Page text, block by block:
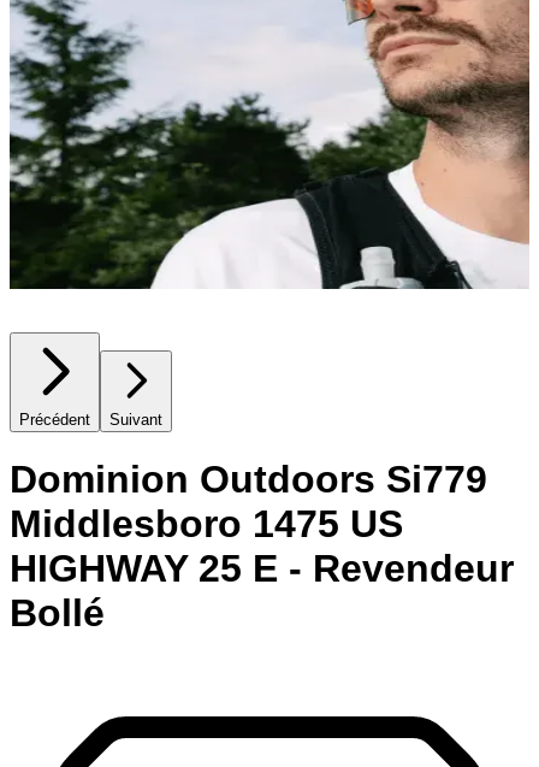
Précédent Suivant
Dominion Outdoors Si779
Middlesboro 1475 US
HIGHWAY 25 E - Revendeur
Bollé